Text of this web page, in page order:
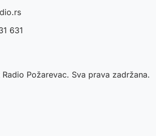
631
Požarevac. Sva prava zadržana.